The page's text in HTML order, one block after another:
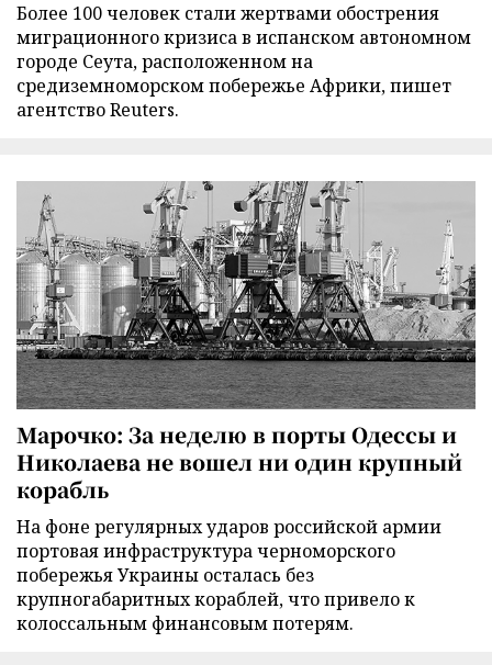
Более 100 человек стали жертвами обострения
миграционного кризиса в испанском автономном
городе Сеута, расположенном на
средиземноморском побережье Африки, пишет
агентство Reuters.
Марочко: За неделю в порты Одессы и
Николаева не вошел ни один крупный
корабль
На фоне регулярных ударов российской армии
портовая инфраструктура черноморского
побережья Украины осталась без
крупногабаритных кораблей, что привело к
колоссальным финансовым потерям.